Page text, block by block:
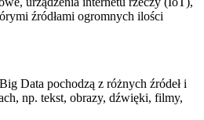
źródłami ogromnych ilości
Data pochodzą z różnych źródeł i
np. tekst, obrazy, dźwięki, filmy,